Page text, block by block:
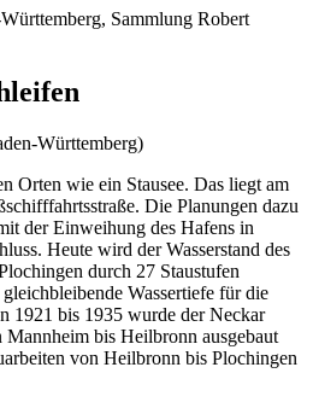
Sammlung Robert
Württemberg)
Orten wie ein Stausee. Das liegt am
Die Planungen dazu
der Einweihung des Hafens in
Heute wird der Wasserstand des
durch 27 Staustufen
Wassertiefe für die
1921 bis 1935 wurde der Neckar
Mannheim bis Heilbronn ausgebaut
von Heilbronn bis Plochingen